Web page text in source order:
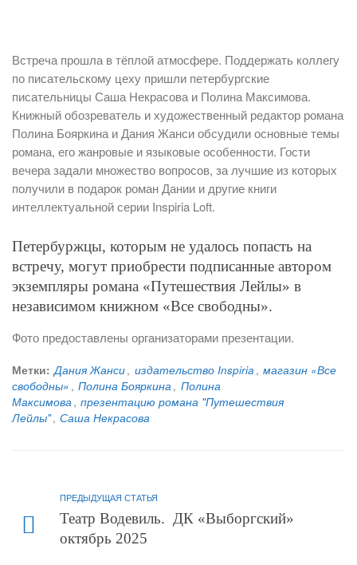
Встреча прошла в тёплой атмосфере. Поддержать коллегу
по писательскому цеху пришли петербургские
писательницы Саша Некрасова и Полина Максимова.
Книжный обозреватель и художественный редактор романа
Полина Бояркина и Дания Жанси обсудили основные темы
романа, его жанровые и языковые особенности. Гости
вечера задали множество вопросов, за лучшие из которых
получили в подарок роман Дании и другие книги
интеллектуальной серии Inspiria Loft.
Петербуржцы, которым не удалось попасть на
встречу, могут приобрести подписанные автором
экземпляры романа «Путешествия Лейлы» в
независимом книжном «Все свободны».
Фото предоставлены организаторами презентации.
Метки: Дания Жанси, издательство Inspiria , магазин «Все
свободны» , Полина Бояркина, Полина
Максимова, презентацию романа "Путешествия
Лейлы", Саша Некрасова
ПРЕДЫДУЩАЯ СТАТЬЯ
Театр Водевиль. ДК «Выборгский»
октябрь 2025